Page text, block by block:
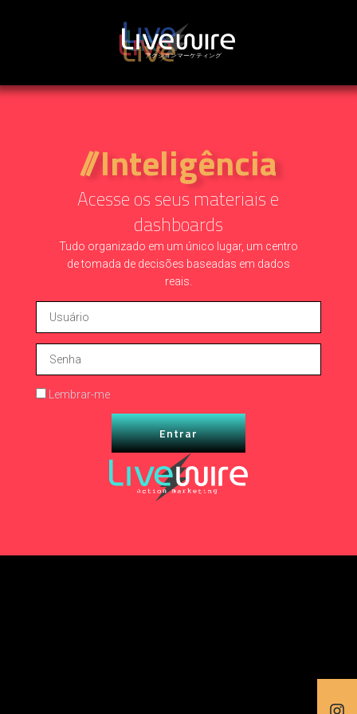
//Inteligência
Acesse os seus materiais e
dashboards
Tudo organizado em um único lugar, um centro
de tomada de decisões baseadas em dados
reais.
Lembrar-me
Entrar